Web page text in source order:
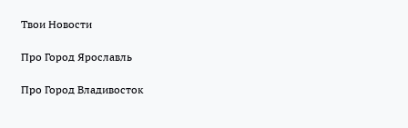
Твои Новости
Про Город Ярославль
Про Город Владивосток